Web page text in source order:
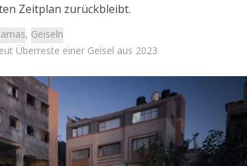
Zeitplan zurückbleibt.
, Geiseln
Überreste einer Geisel aus 2023